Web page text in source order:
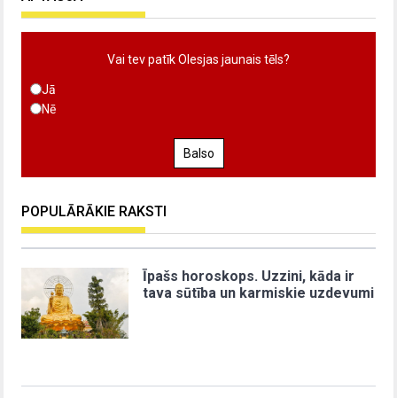
Vai tev patīk Olesjas jaunais tēls?
Jā
Nē
Balso
POPULĀRĀKIE RAKSTI
Īpašs horoskops. Uzzini, kāda ir
tava sūtība un karmiskie uzdevumi